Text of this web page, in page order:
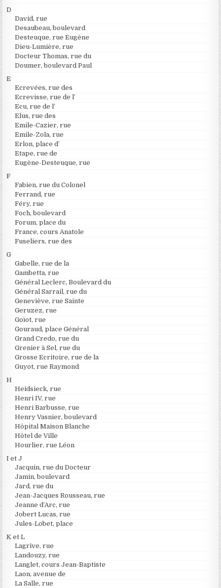
D
David, rue
Desaubeau, boulevard
Desteuque, rue Eugène
Dieu-Lumière, rue
Docteur Thomas, rue du
Doumer, boulevard Paul
E
Ecrevées, rue des
Ecrevisse, rue de l’
Ecu, rue de l’
Elus, rue des
Emile-Cazier, rue
Emile-Zola, rue
Erlon, place d’
Etape, rue de
Eugène-Desteuque, rue
F
Fabien, rue du Colonel
Ferrand, rue
Féry, rue
Foch, boulevard
Forum, place du
France, cours Anatole
Fuseliers, rue des
G
Gabelle, rue de la
Gambetta, rue
Général Leclerc, Boulevard du
Général Sarrail, rue du
Geneviève, rue Sainte
Geruzez, rue
Goïot, rue
Gouraud, place Général
Grand Credo, rue du
Grenier à Sel, rue du
Grosse Ecritoire, rue de la
Guyot, rue Raymond
H
Heidsieck, rue
Henri IV, rue
Henri Barbusse, rue
Henry Vasnier, boulevard
Hôpital Maison Blanche
Hôtel de Ville
Hourlier, rue Léon
I et J
Jacquin, rue du Docteur
Jamin, boulevard
Jard, rue du
Jean-Jacques Rousseau, rue
Jeanne d’Arc, rue
Jobert Lucas, rue
Jules-Lobet, place
K et L
Lagrive, rue
Landouzy, rue
Langlet, cours Jean-Baptiste
Laon, avenue de
La Salle, rue